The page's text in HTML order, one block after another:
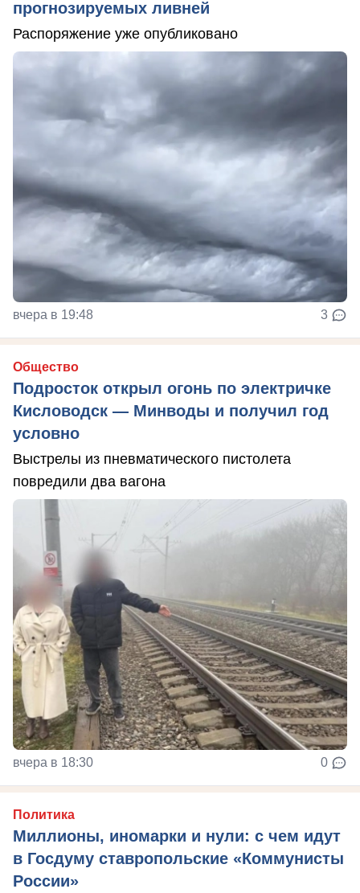
прогнозируемых ливней
Распоряжение уже опубликовано
вчера в 19:48 3
Общество
Подросток открыл огонь по электричке
Кисловодск — Минводы и получил год
условно
Выстрелы из пневматического пистолета
повредили два вагона
вчера в 18:30 0
Политика
Миллионы, иномарки и нули: с чем идут
в Госдуму ставропольские «Коммунисты
России»